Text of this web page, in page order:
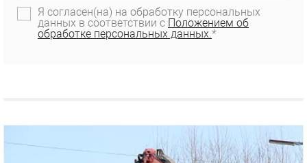
Я согласен(на) на обработку персональных
данных в соответствии с Положением об
обработке персональных данных.*